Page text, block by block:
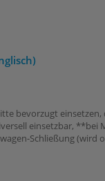
bevorzugt einsetzen,
einsetzbar, **bei
Schließung (wird